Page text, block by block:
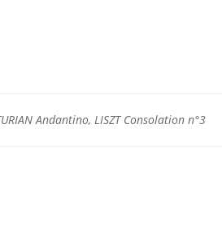
Andantino, LISZT Consolation n°3